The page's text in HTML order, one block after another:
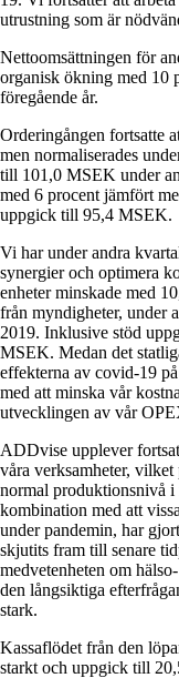
utrustning som är
Nettoomsättningen för
organisk ökning med 10
föregående år.
Orderingången fortsatte
men normaliserades
till 101,0 MSEK under
med 6 procent jämfört
uppgick till 95,4 MSEK.
Vi har under andra
synergier och optimera
enheter minskade med
från myndigheter, under
2019. Inklusive stöd
MSEK. Medan det
effekterna av covid-19
med att minska vår
utvecklingen av vår
ADDvise upplever
våra verksamheter,
normal produktionsnivå i
kombination med att
under pandemin, har
skjutits fram till senare
medvetenheten om
den långsiktiga
stark.
Kassaflödet från den
starkt och uppgick till